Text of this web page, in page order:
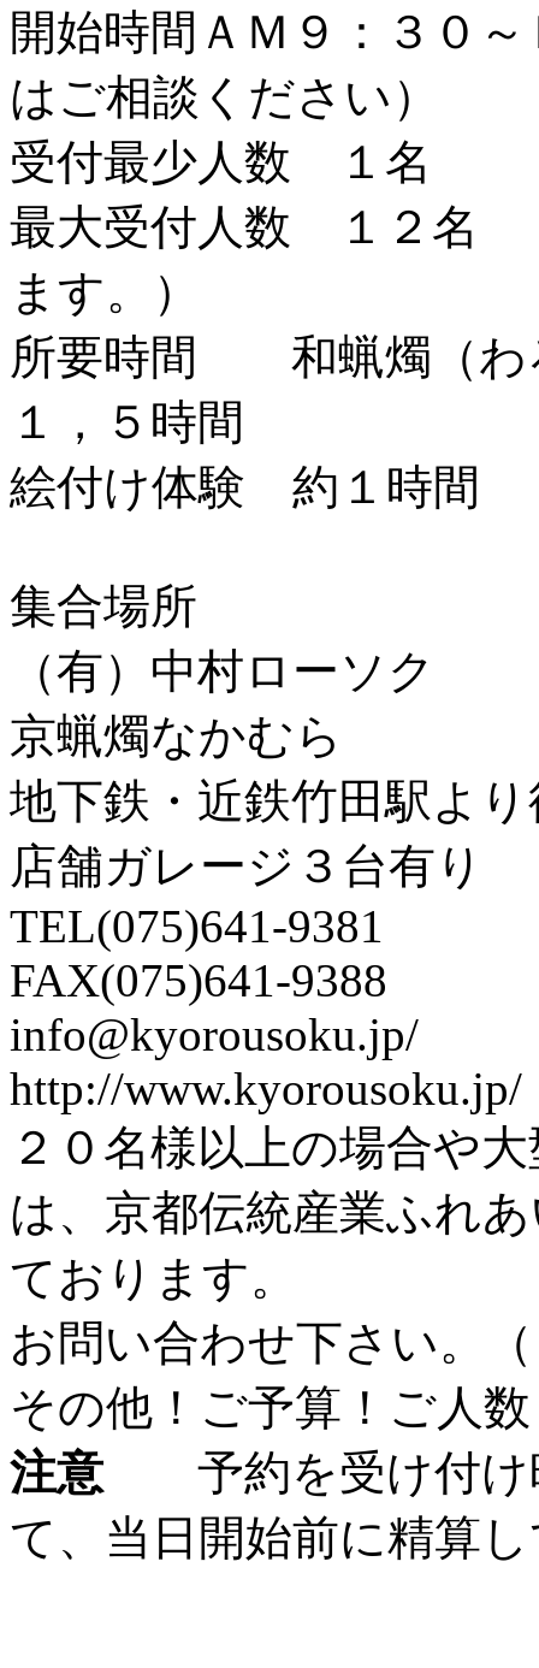
開始時間ＡＭ９：３０
はご相談ください）
受付最少人数 １名
最大受付人数 １２名
ます。）
所要時間 和蝋燭（
１，５時間
絵付け体験 約１時間
集合場所
（有）中村ローソク
京蝋燭なかむら
地下鉄・近鉄竹田駅よ
店舗ガレージ３台有り
TEL(075)641-9381
FAX(075)641-9388
info@kyorousoku.jp/
http://www.kyorousoku.jp/
２０名様以上の場合や
は、京都伝統産業ふれ
ております。
お問い合わせ下さい。
その他！ご予算！ご人
注意
予約を受け付け
て、当日開始前に精算